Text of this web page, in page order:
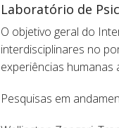
Laboratório de
O objetivo geral do
interdisciplinares no
experiências humanas
Pesquisas em